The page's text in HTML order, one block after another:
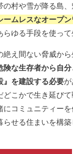
の村や雪が降る島、
ームレスなオープ
らゆる手段を使っ
絶え間ない脅威から
険な生存者から自
』を建設する必要
どこかで生き延び
にコミュニティー
らせる住まいを構築